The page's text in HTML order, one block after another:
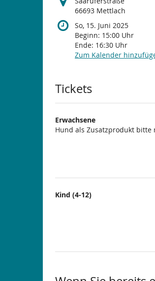
66693 Mettlach
So, 15. Juni 2025
Beginn: 15:00 Uhr
Ende: 16:30 Uhr
Zum Kalender
Produkte
Tickets
Erwachsene
Hund als Zusatzprodukt bitte
Kind (4-12)